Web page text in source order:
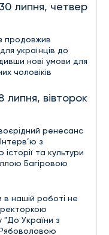
липня, четвер
продовжив
українців до
нові умови для
чоловіків
липня, вівторок
ренесанс
Інтерв’ю з
та культури
Багіровою
нашій роботі не
"До України з